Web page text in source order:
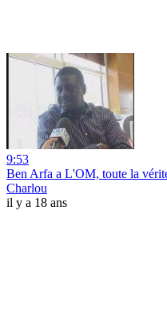
9:53
Ben Arfa a L'OM, toute la
Charlou
il y a 18 ans